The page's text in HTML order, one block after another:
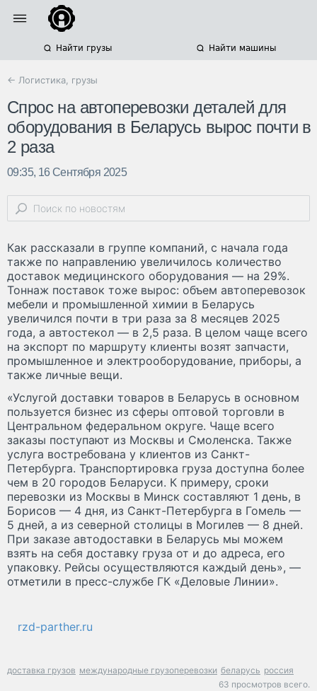
Найти грузы Найти машины
← Логистика, грузы
Спрос на автоперевозки деталей для
оборудования в Беларусь вырос почти в
2 раза
09:35, 16 Сентября 2025
Как рассказали в группе компаний, с начала года
также по направлению увеличилось количество
доставок медицинского оборудования — на 29%.
Тоннаж поставок тоже вырос: объем автоперевозок
мебели и промышленной химии в Беларусь
увеличился почти в три раза за 8 месяцев 2025
года, а автостекол — в 2,5 раза. В целом чаще всего
на экспорт по маршруту клиенты возят запчасти,
промышленное и электрооборудование, приборы, а
также личные вещи.
«Услугой доставки товаров в Беларусь в основном
пользуется бизнес из сферы оптовой торговли в
Центральном федеральном округе. Чаще всего
заказы поступают из Москвы и Смоленска. Также
услуга востребована у клиентов из Санкт-
Петербурга. Транспортировка груза доступна более
чем в 20 городов Беларуси. К примеру, сроки
перевозки из Москвы в Минск составляют 1 день, в
Борисов — 4 дня, из Санкт-Петербурга в Гомель —
5 дней, а из северной столицы в Могилев — 8 дней.
При заказе автодоставки в Беларусь мы можем
взять на себя доставку груза от и до адреса, его
упаковку. Рейсы осуществляются каждый день», —
отметили в пресс-службе ГК «Деловые Линии».
rzd-parther.ru
доставка грузов международные грузоперевозки беларусь россия
63 просмотров всего.